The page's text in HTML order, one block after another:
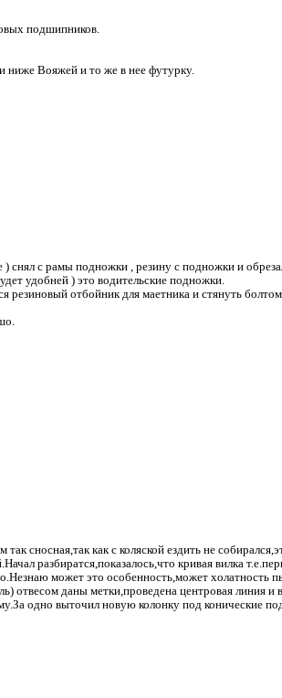
подшипников.
ниже Вояжей и то же в нее футурку.
) снял с рамы подножки , резину с подножки и
удобней ) это водительские подножки.
резиновый отбойник для маетника и стянуть
сносная,так как с коляской ездить не
разбиратся,показалось,что кривая вилка
может это особенность,может холатность
отвесом даны метки,проведена центровая линия и
одно выточил новую колонку под конические